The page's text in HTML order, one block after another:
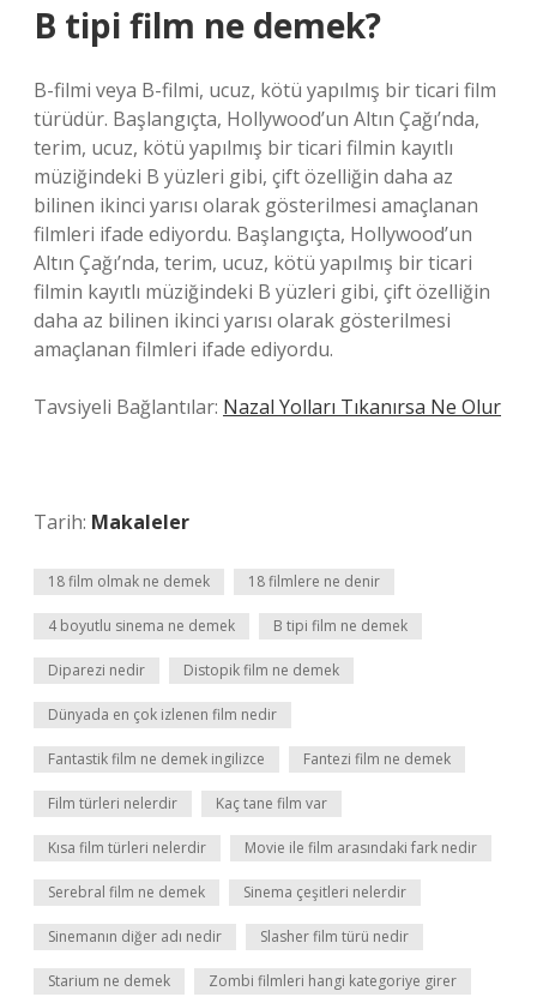
B tipi film ne demek?
B-filmi veya B-filmi, ucuz, kötü yapılmış bir ticari film
türüdür. Başlangıçta, Hollywood’un Altın Çağı’nda,
terim, ucuz, kötü yapılmış bir ticari filmin kayıtlı
müziğindeki B yüzleri gibi, çift özelliğin daha az
bilinen ikinci yarısı olarak gösterilmesi amaçlanan
filmleri ifade ediyordu. Başlangıçta, Hollywood’un
Altın Çağı’nda, terim, ucuz, kötü yapılmış bir ticari
filmin kayıtlı müziğindeki B yüzleri gibi, çift özelliğin
daha az bilinen ikinci yarısı olarak gösterilmesi
amaçlanan filmleri ifade ediyordu.
Tavsiyeli Bağlantılar: Nazal Yolları Tıkanırsa Ne Olur
Tarih: Makaleler
18 film olmak ne demek 18 filmlere ne denir
4 boyutlu sinema ne demek B tipi film ne demek
Diparezi nedir Distopik film ne demek
Dünyada en çok izlenen film nedir
Fantastik film ne demek ingilizce Fantezi film ne demek
Film türleri nelerdir Kaç tane film var
Kısa film türleri nelerdir Movie ile film arasındaki fark nedir
Serebral film ne demek Sinema çeşitleri nelerdir
Sinemanın diğer adı nedir Slasher film türü nedir
Starium ne demek Zombi filmleri hangi kategoriye girer